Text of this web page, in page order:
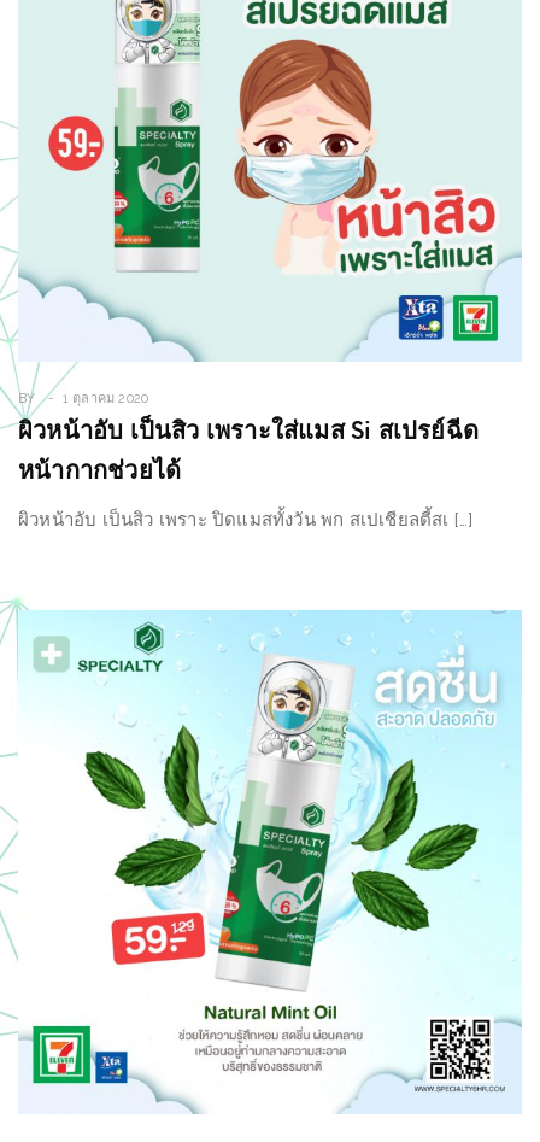
BY 1 ตุลาคม 2020
ผิวหน้าอับ เป็นสิว เพราะใส่แมส Si สเปรย์ฉีด
หน้ากากช่วยได้
ผิวหน้าอับ เป็นสิว เพราะ ปิดแมสทั้งวัน พก สเปเชียลตี้สเ […]